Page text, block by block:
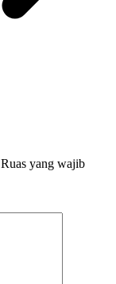
Ruas yang wajib